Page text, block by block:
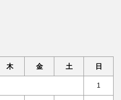
木 金 土 日
1